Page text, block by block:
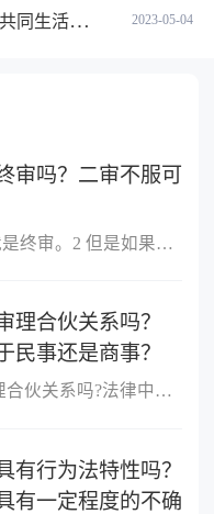
2023-05-04
给付的彩礼吗？
审吗？二审不服可
1 民事诉讼的二审就是终审。2 但是如果认为二审的判决书有错误,当...
理合伙关系吗？
民事还是商事？
租赁合同纠纷能审理合伙关系吗?法律中规定租赁合同纠纷不能审理合伙...
有行为法特性吗？
有一定程度的不确